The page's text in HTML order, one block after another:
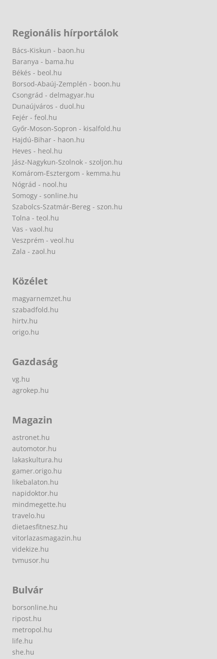
Regionális hírportálok
Bács-Kiskun - baon.hu
Baranya - bama.hu
Békés - beol.hu
Borsod-Abaúj-Zemplén - boon.hu
Csongrád - delmagyar.hu
Dunaújváros - duol.hu
Fejér - feol.hu
Győr-Moson-Sopron - kisalfold.hu
Hajdú-Bihar - haon.hu
Heves - heol.hu
Jász-Nagykun-Szolnok - szoljon.hu
Komárom-Esztergom - kemma.hu
Nógrád - nool.hu
Somogy - sonline.hu
Szabolcs-Szatmár-Bereg - szon.hu
Tolna - teol.hu
Vas - vaol.hu
Veszprém - veol.hu
Zala - zaol.hu
Közélet
magyarnemzet.hu
szabadfold.hu
hirtv.hu
origo.hu
Gazdaság
vg.hu
agrokep.hu
Magazin
astronet.hu
automotor.hu
lakaskultura.hu
gamer.origo.hu
likebalaton.hu
napidoktor.hu
mindmegette.hu
travelo.hu
dietaesfitnesz.hu
vitorlazasmagazin.hu
videkize.hu
tvmusor.hu
Bulvár
borsonline.hu
ripost.hu
metropol.hu
life.hu
she.hu